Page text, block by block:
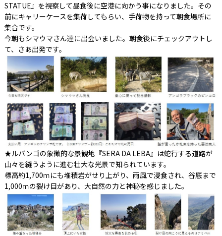
STATUE』を視察して昼食後に空港に向かう事になりました。その
前にキャリーケースを集荷してもらい、手荷物を持って朝食場所に
集合です。
今朝もシマウマさん達に出会いました。朝食後にチェックアウトし
て、さあ出発です。
★ルバンゴの象徴的な景観地『SERA DA LEBA』は蛇行する道路が
山々を縫うように進む壮大な光景で知られています。
標高約1,700ｍにも堆積岩がせり上がり、雨風で浸食され、谷底まで
1,000ｍの裂け目があり、大自然の力と神秘を感じました。